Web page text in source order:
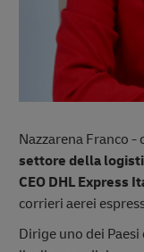
Nazzarena Franco -
settore della
CEO DHL Express
corrieri aerei
Dirige uno dei